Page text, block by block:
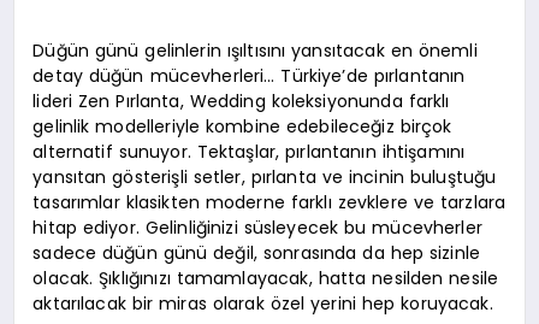
Düğün günü gelinlerin ışıltısını yansıtacak en önemli
detay düğün mücevherleri… Türkiye’de pırlantanın
lideri Zen Pırlanta, Wedding koleksiyonunda farklı
gelinlik modelleriyle kombine edebileceğiz birçok
alternatif sunuyor. Tektaşlar, pırlantanın ihtişamını
yansıtan gösterişli setler, pırlanta ve incinin buluştuğu
tasarımlar klasikten moderne farklı zevklere ve tarzlara
hitap ediyor. Gelinliğinizi süsleyecek bu mücevherler
sadece düğün günü değil, sonrasında da hep sizinle
olacak. Şıklığınızı tamamlayacak, hatta nesilden nesile
aktarılacak bir miras olarak özel yerini hep koruyacak.